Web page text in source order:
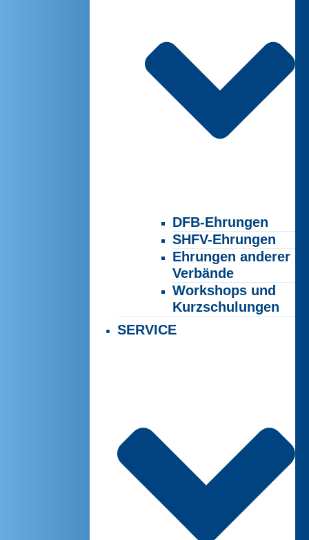
DFB-Ehrungen
SHFV-Ehrungen
Ehrungen anderer
Verbände
Workshops und
Kurzschulungen
SERVICE